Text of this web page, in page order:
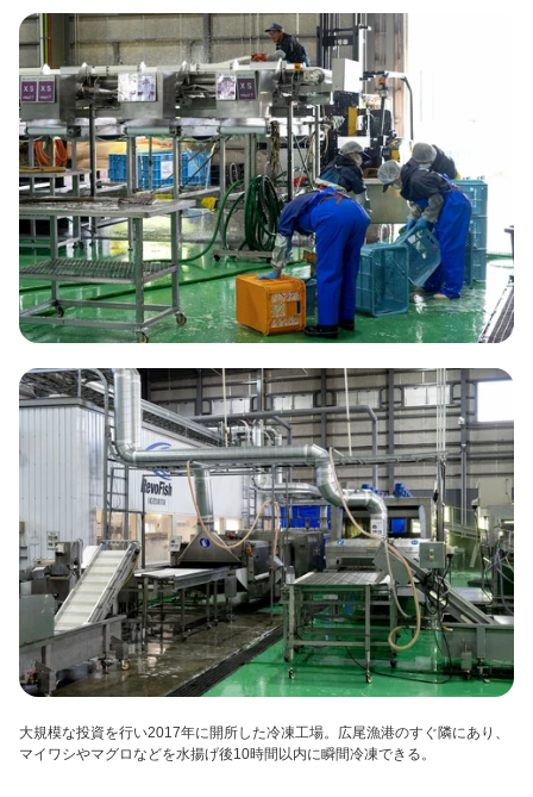
大規模な投資を行い2017年に開所した冷凍工場。広尾漁港のすぐ隣にあり、
マイワシやマグロなどを水揚げ後10時間以内に瞬間冷凍できる。